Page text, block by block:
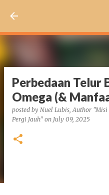
Perbedaan Telur
Omega (&
posted by Nuel Lubis, Author
Pergi Jauh" on July 09, 2025